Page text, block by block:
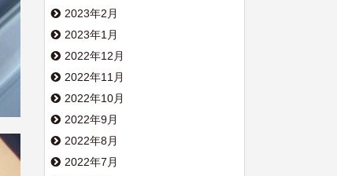
2023年2月
2023年1月
2022年12月
2022年11月
2022年10月
2022年9月
2022年8月
2022年7月